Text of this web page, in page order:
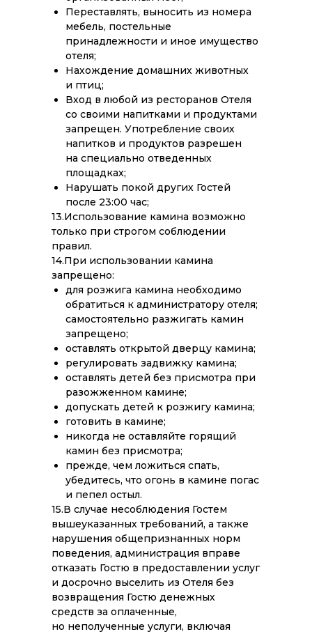
Переставлять, выносить из номера
мебель, постельные
принадлежности и иное имущество
отеля;
Нахождение домашних животных
и птиц;
Вход в любой из ресторанов Отеля
со своими напитками и продуктами
запрещен. Употребление своих
напитков и продуктов разрешен
на специально отведенных
площадках;
Нарушать покой других Гостей
после 23:00 час;
13.Использование камина возможно
только при строгом соблюдении
правил.
14.При использовании камина
запрещено:
для розжига камина необходимо
обратиться к администратору отеля;
самостоятельно разжигать камин
запрещено;
оставлять открытой дверцу камина;
регулировать задвижку камина;
оставлять детей без присмотра при
разожженном камине;
допускать детей к розжигу камина;
готовить в камине;
никогда не оставляйте горящий
камин без присмотра;
прежде, чем ложиться спать,
убедитесь, что огонь в камине погас
и пепел остыл.
15.В случае несоблюдения Гостем
вышеуказанных требований, а также
нарушения общепризнанных норм
поведения, администрация вправе
отказать Гостю в предоставлении услуг
и досрочно выселить из Отеля без
возвращения Гостю денежных
средств за оплаченные,
но неполученные услуги, включая